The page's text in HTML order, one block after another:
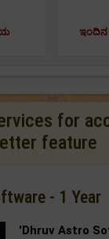
ಇಂದಿನ
for
feature
- 1 Year
'Dhruv Astro